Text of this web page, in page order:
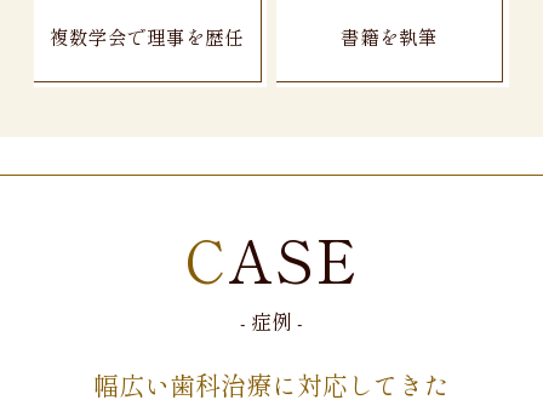
複数学会で理事を歴任 書籍を執筆
CASE
- 症例 -
幅広い歯科治療に対応してきた